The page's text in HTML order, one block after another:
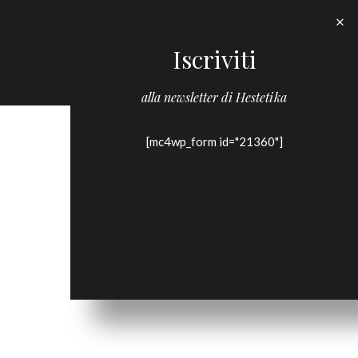
Iscriviti
alla newsletter di Hestetika
[mc4wp_form id="21360"]